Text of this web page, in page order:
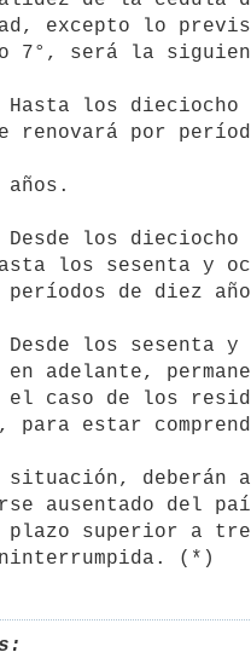
excepto lo
7°, será la
renovará por
los sesenta y
en adelante,
para estar
ausentado del
(*)